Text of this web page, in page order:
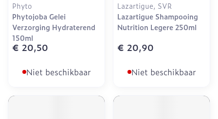
Phyto
Phytojoba Gelei
Verzorging Hydraterend
150ml
€ 20,50
Niet beschikbaar
Lazartigue, SVR
Lazartigue Shampooing
Nutrition Legere 250ml
€ 20,90
Niet beschikbaar